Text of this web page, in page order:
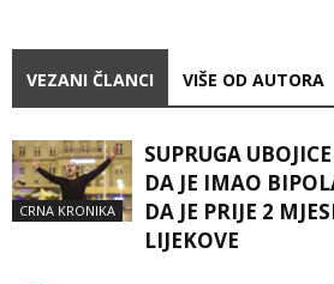
VEZANI ČLANCI VIŠE OD AUTORA
CRNA KRONIKA
SUPRUGA
DA JE IMAO
DA JE PRIJE 2
LIJEKOVE